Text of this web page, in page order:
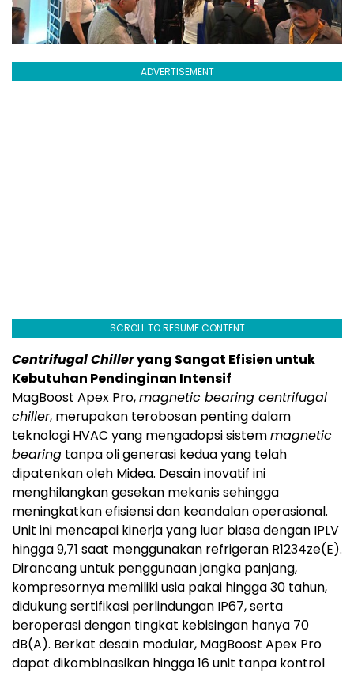
ADVERTISEMENT
SCROLL TO RESUME CONTENT
Centrifugal Chilleryang Sangat Efisien untuk
Kebutuhan Pendinginan Intensif
MagBoost Apex Pro,magnetic bearing centrifugal
chiller, merupakan terobosan penting dalam
teknologi HVAC yang mengadopsi sistemmagnetic
bearing tanpa oli generasi kedua yang telah
dipatenkan oleh Midea. Desain inovatif ini
menghilangkan gesekan mekanis sehingga
meningkatkan efisiensi dan keandalan operasional.
Unit ini mencapai kinerja yang luar biasa dengan IPLV
hingga 9,71 saat menggunakan refrigeran R1234ze(E).
Dirancang untuk penggunaan jangka panjang,
kompresornya memiliki usia pakai hingga 30 tahun,
didukung sertifikasi perlindungan IP67, serta
beroperasi dengan tingkat kebisingan hanya 70
dB(A). Berkat desain modular, MagBoost Apex Pro
dapat dikombinasikan hingga 16 unit tanpa kontrol